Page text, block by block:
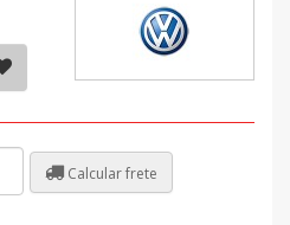
Calcular frete